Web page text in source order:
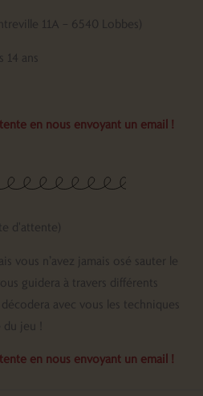
11A – 6540 Lobbes)
14 ans
en nous envoyant un email !
d'attente)
vous n’avez jamais osé sauter le
guidera à travers différents
avec vous les techniques
jeu !
en nous envoyant un email !